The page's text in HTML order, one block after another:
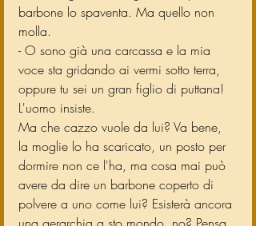
barbone lo spaventa. Ma quello non
molla.
- O sono già una carcassa e la mia
voce sta gridando ai vermi sotto terra,
oppure tu sei un gran figlio di puttana!
L'uomo insiste.
Ma che cazzo vuole da lui? Va bene,
la moglie lo ha scaricato, un posto per
dormire non ce l'ha, ma cosa mai può
avere da dire un barbone coperto di
polvere a uno come lui? Esisterà ancora